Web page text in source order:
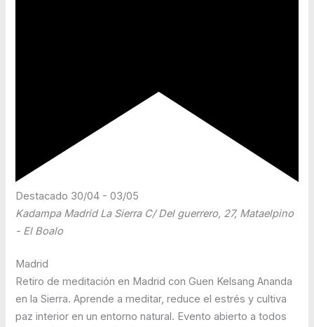
Destacado 30/04 -03/05
Kadampa Madrid La Sierra C/ Del guerrero, 27, Mataelpino
- El Boalo
Madrid
Retiro de meditación en Madrid con Guen Kelsang Ananda
en la Sierra. Aprende a meditar, reduce el estrés y cultiva
paz interior en un entorno natural. Evento abierto a todos